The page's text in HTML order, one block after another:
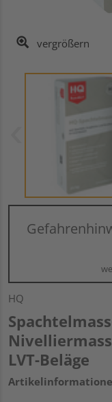
vergrößern
HQ
LVT-Beläge